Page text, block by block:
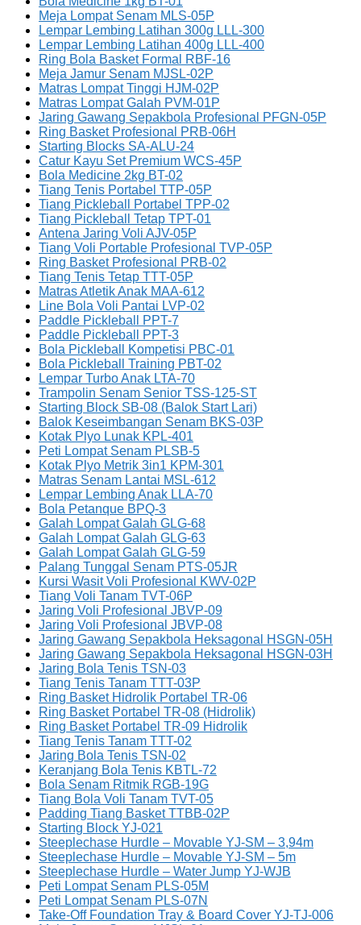
Meja Lompat Senam MLS-05P
Lempar Lembing Latihan 300g LLL-300
Lempar Lembing Latihan 400g LLL-400
Ring Bola Basket Formal RBF-16
Meja Jamur Senam MJSL-02P
Matras Lompat Tinggi HJM-02P
Matras Lompat Galah PVM-01P
Jaring Gawang Sepakbola Profesional PFGN-05P
Ring Basket Profesional PRB-06H
Starting Blocks SA-ALU-24
Catur Kayu Set Premium WCS-45P
Bola Medicine 2kg BT-02
Tiang Tenis Portabel TTP-05P
Tiang Pickleball Portabel TPP-02
Tiang Pickleball Tetap TPT-01
Antena Jaring Voli AJV-05P
Tiang Voli Portable Profesional TVP-05P
Ring Basket Profesional PRB-02
Tiang Tenis Tetap TTT-05P
Matras Atletik Anak MAA-612
Line Bola Voli Pantai LVP-02
Paddle Pickleball PPT-7
Paddle Pickleball PPT-3
Bola Pickleball Kompetisi PBC-01
Bola Pickleball Training PBT-02
Lempar Turbo Anak LTA-70
Trampolin Senam Senior TSS-125-ST
Starting Block SB-08 (Balok Start Lari)
Balok Keseimbangan Senam BKS-03P
Kotak Plyo Lunak KPL-401
Peti Lompat Senam PLSB-5
Kotak Plyo Metrik 3in1 KPM-301
Matras Senam Lantai MSL-612
Lempar Lembing Anak LLA-70
Bola Petanque BPQ-3
Galah Lompat Galah GLG-68
Galah Lompat Galah GLG-63
Galah Lompat Galah GLG-59
Palang Tunggal Senam PTS-05JR
Kursi Wasit Voli Profesional KWV-02P
Tiang Voli Tanam TVT-06P
Jaring Voli Profesional JBVP-09
Jaring Voli Profesional JBVP-08
Jaring Gawang Sepakbola Heksagonal HSGN-05H
Jaring Gawang Sepakbola Heksagonal HSGN-03H
Jaring Bola Tenis TSN-03
Tiang Tenis Tanam TTT-03P
Ring Basket Hidrolik Portabel TR-06
Ring Basket Portabel TR-08 (Hidrolik)
Ring Basket Portabel TR-09 Hidrolik
Tiang Tenis Tanam TTT-02
Jaring Bola Tenis TSN-02
Keranjang Bola Tenis KBTL-72
Bola Senam Ritmik RGB-19G
Tiang Bola Voli Tanam TVT-05
Padding Tiang Basket TTBB-02P
Starting Block YJ-021
Steeplechase Hurdle – Movable YJ-SM – 3,94m
Steeplechase Hurdle – Movable YJ-SM – 5m
Steeplechase Hurdle – Water Jump YJ-WJB
Peti Lompat Senam PLS-05M
Peti Lompat Senam PLS-07N
Take-Off Foundation Tray & Board Cover YJ-TJ-006